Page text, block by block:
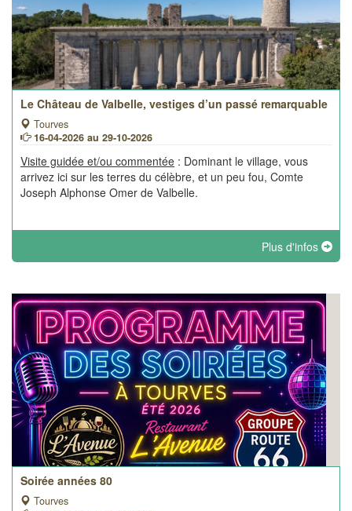
Le Château de Valbelle, vestiges d’un passé remarquable
Tourves
16-04-2026 au 29-10-2026
Visite guidée et/ou commentée : Dominant le village, vous
arrivez ici sur les terres du célèbre, et un peu fou, Comte
Joseph Alphonse Omer de Valbelle.
Plus d'infos
Soirée années 80
Tourves